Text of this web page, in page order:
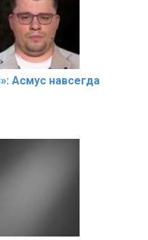
Асмус навсегда